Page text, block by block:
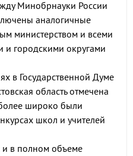
Минобрнауки России
аналогичные
министерством и всеми
городскими округами
в Государственной Думе
область отмечена
широко были
школ и учителей
в полном объеме